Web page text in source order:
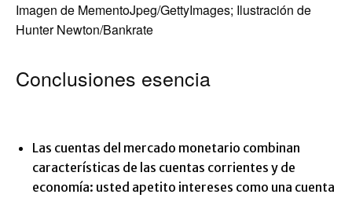
Imagen de MementoJpeg/GettyImages; Ilustración de
Hunter Newton/Bankrate
Conclusiones esencia
Las cuentas del mercado monetario combinan
características de las cuentas corrientes y de
economía: usted apetito intereses como una cuenta